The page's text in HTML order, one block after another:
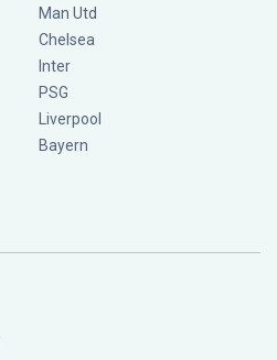
Man Utd
Chelsea
Inter
PSG
Liverpool
Bayern